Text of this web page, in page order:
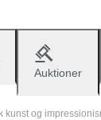
Auktioner
kunst og